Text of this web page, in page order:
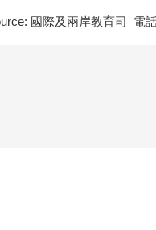
國際及兩岸教育司 電